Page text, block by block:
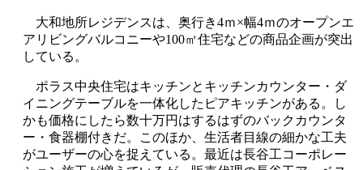
大和地所レジデンスは、奥行き4ｍ×幅4ｍのオープンエ
アリビングバルコニーや100㎡住宅などの商品企画が突出
している。
ポラス中央住宅はキッチンとキッチンカウンター・ダ
イニングテーブルを一体化したピアキッチンがある。し
かも価格にしたら数十万円はするはずのバックカウンタ
ー・食器棚付きだ。このほか、生活者目線の細かな工夫
がユーザーの心を捉えている。最近は長谷工コーポレー